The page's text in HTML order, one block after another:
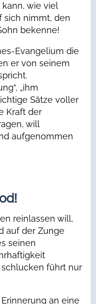
wie viel
sich nimmt, den
bekenne!
Evangelium die
er von seinem
„ihm
Sätze voller
Kraft der
will
aufgenommen
reinlassen will,
auf der Zunge
seinen
führt nur
an eine